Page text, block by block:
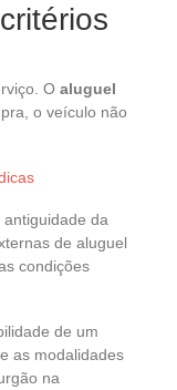
O aluguel
o veículo não
da
de aluguel
condições
de um
as modalidades
na